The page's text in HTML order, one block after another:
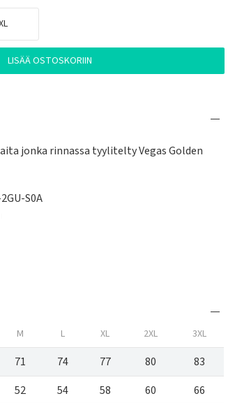
LISÄÄ OSTOSKORIIN
jonka rinnassa tyylitelty Vegas Golden
S0A
M L XL 2XL 3XL
71 74 77 80
83
52 54 58 60 66